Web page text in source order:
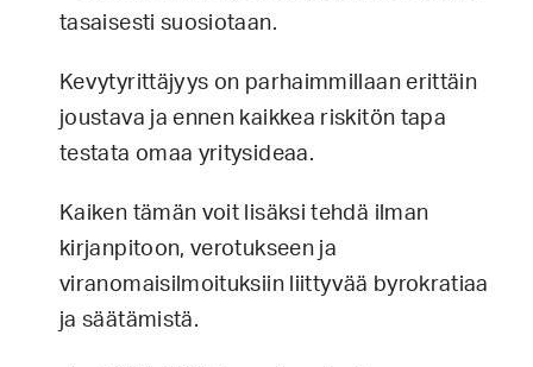
tasaisesti suosiotaan.
Kevytyrittäjyys on parhaimmillaan erittäin
joustava ja ennen kaikkea riskitön tapa
testata omaa yritysideaa.
Kaiken tämän voit lisäksi tehdä ilman
kirjanpitoon, verotukseen ja
viranomaisilmoituksiin liittyvää byrokratiaa
ja säätämistä.